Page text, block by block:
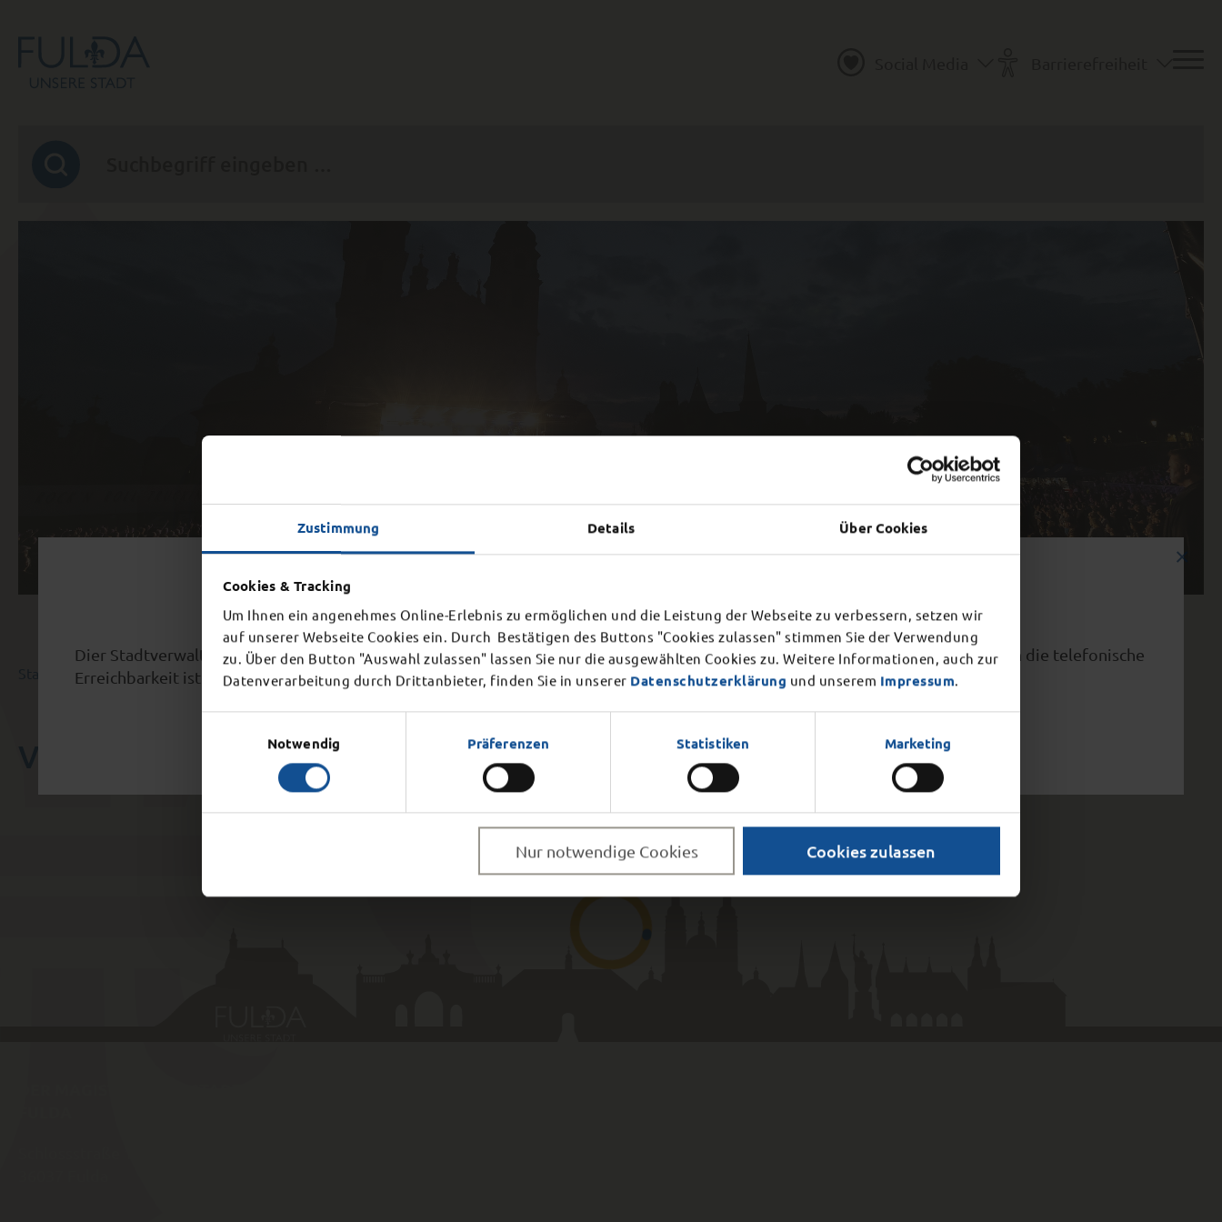
Zustimmung Details Über Cookies
Cookies & Tracking
Um Ihnen ein angenehmes Online-Erlebnis zu ermöglichen und die Leistung der Webseite zu verbessern, setzen wir
auf unserer Webseite Cookies ein. Durch Bestätigen des Buttons "Cookies zulassen" stimmen Sie der Verwendung
zu. Über den Button "Auswahl zulassen" lassen Sie nur die ausgewählten Cookies zu. Weitere Informationen, auch zur
Datenverarbeitung durch Drittanbieter, finden Sie in unserer Datenschutzerklärung und unserem Impressum.
Notwendig Präferenzen Statistiken Marketing
Nur notwendige Cookies Cookies zulassen
Schließung Bürgerbüro
Dier Stadtverwaltung schließt aufgrund einer internen Veranstaltung amMittwoch, 12. August 2026vorzeitig ab 15.00 Uhr. Auch die telefonische
Erreichbarkeit ist ab 15 Uhr nicht mehr gegeben.
×
Startseite Stadt & Politik Veranstaltungskalender
VERANSTALTUNGSKALENDER